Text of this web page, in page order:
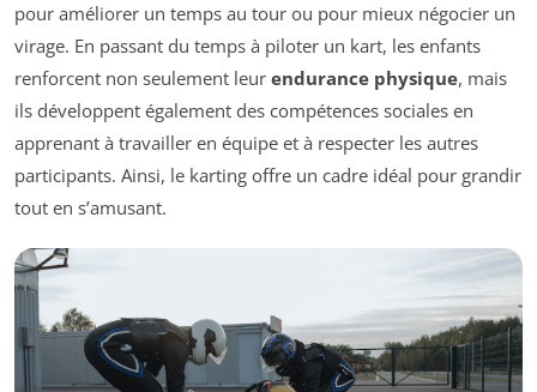
pour améliorer un temps au tour ou pour mieux négocier un
virage. En passant du temps à piloter un kart, les enfants
renforcent non seulement leur endurance physique, mais
ils développent également des compétences sociales en
apprenant à travailler en équipe et à respecter les autres
participants. Ainsi, le karting offre un cadre idéal pour grandir
tout en s’amusant.